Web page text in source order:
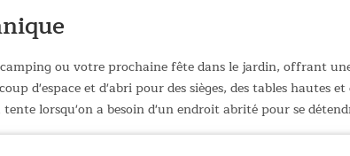
ou votre prochaine fête dans le jardin, offrant
d'espace et d'abri pour des sièges, des tables hautes
lorsqu'on a besoin d'un endroit abrité pour se
camping et le jardin